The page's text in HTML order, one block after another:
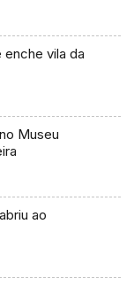
enche vila da
Museu
ao